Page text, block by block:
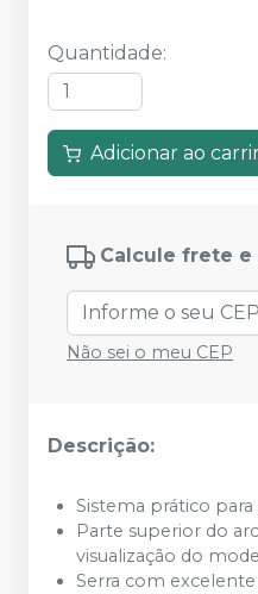
Quantidade:
Adicionar ao
Calcule frete e
Não sei o meu CEP
Descrição:
Sistema prático para
Parte superior do
visualização do
Serra com